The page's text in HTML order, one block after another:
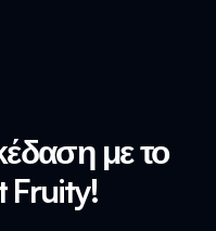
με το
Fruity!